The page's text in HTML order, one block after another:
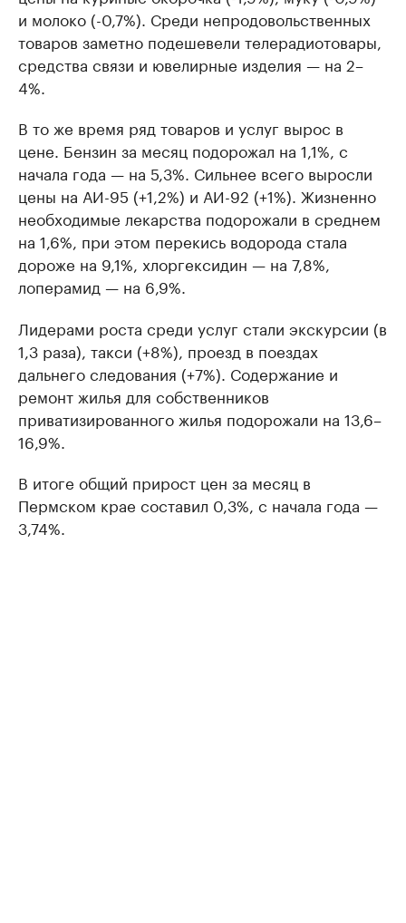
и молоко (-0,7%). Среди непродовольственных
товаров заметно подешевели телерадиотовары,
средства связи и ювелирные изделия — на 2–
4%.
В то же время ряд товаров и услуг вырос в
цене. Бензин за месяц подорожал на 1,1%, с
начала года — на 5,3%. Сильнее всего выросли
цены на АИ-95 (+1,2%) и АИ-92 (+1%). Жизненно
необходимые лекарства подорожали в среднем
на 1,6%, при этом перекись водорода стала
дороже на 9,1%, хлоргексидин — на 7,8%,
лоперамид — на 6,9%.
Лидерами роста среди услуг стали экскурсии (в
1,3 раза), такси (+8%), проезд в поездах
дальнего следования (+7%). Содержание и
ремонт жилья для собственников
приватизированного жилья подорожали на 13,6–
16,9%.
В итоге общий прирост цен за месяц в
Пермском крае составил 0,3%, с начала года —
3,74%.